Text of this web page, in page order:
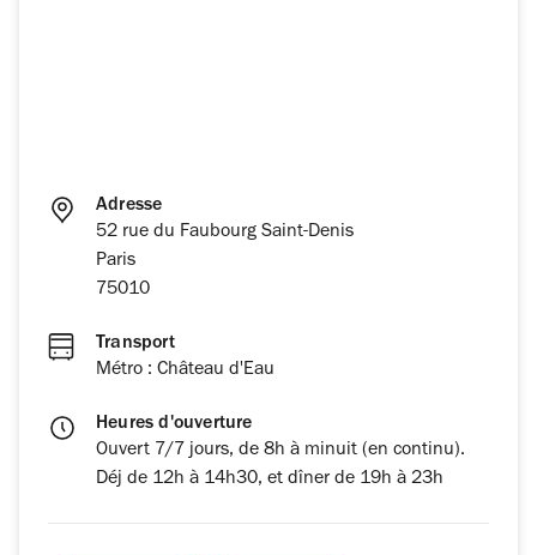
Adresse
52 rue du Faubourg Saint-Denis
Paris
75010
Transport
Métro : Château d'Eau
Heures d'ouverture
Ouvert 7/7 jours, de 8h à minuit (en continu).
Déj de 12h à 14h30, et dîner de 19h à 23h